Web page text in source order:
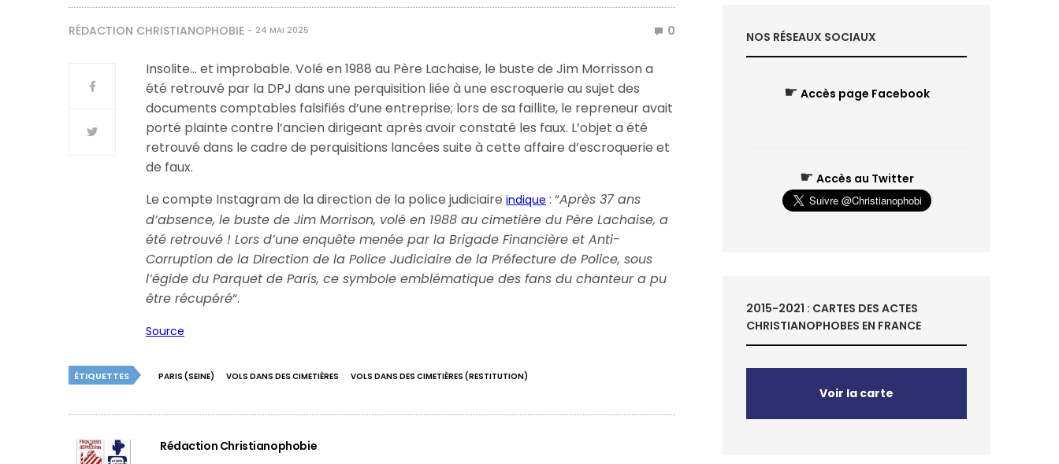
RÉDACTION CHRISTIANOPHOBIE 24 MAI 2025 0
Insolite… et improbable. Volé en 1988 au Père Lachaise, le buste de Jim Morrisson a
été retrouvé par la DPJ dans une perquisition liée à une escroquerie au sujet des
documents comptables falsifiés d’une entreprise; lors de sa faillite, le repreneur avait
porté plainte contre l’ancien dirigeant après avoir constaté les faux. L’objet a été
retrouvé dans le cadre de perquisitions lancées suite à cette affaire d’escroquerie et
de faux.
Le compte Instagram de la direction de la police judiciaireindique : “Après 37 ans
d’absence, le buste de Jim Morrison, volé en 1988 au cimetière du Père Lachaise, a
été retrouvé ! Lors d’une enquête menée par la Brigade Financière et Anti-
Corruption de la Direction de la Police Judiciaire de la Préfecture de Police, sous
l’égide du Parquet de Paris, ce symbole emblématique des fans du chanteur a pu
être récupéré“.
Source
ÉTIQUETTES PARIS (SEINE) VOLS DANS DES CIMETIÈRES VOLS DANS DES CIMETIÈRES (RESTITUTION)
Rédaction Christianophobie
NOS RÉSEAUX SOCIAUX
☛ Accès page Facebook
☛ Accès au Twitter
2015-2021 : CARTES DES ACTES
CHRISTIANOPHOBES EN FRANCE
Voir la carte